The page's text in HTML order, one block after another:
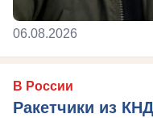
06.08.2026
В России
Ракетчики из